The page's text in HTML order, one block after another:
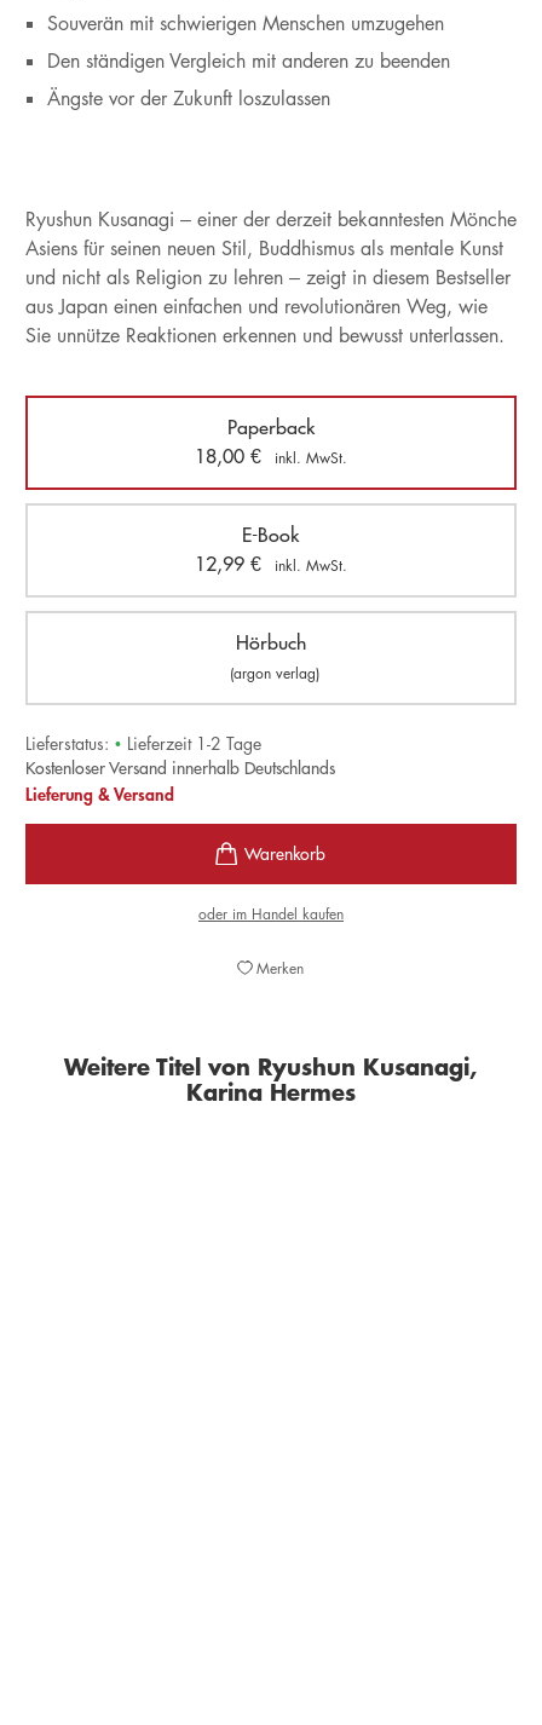
Souverän mit schwierigen Menschen umzugehen
Den ständigen Vergleich mit anderen zu beenden
Ängste vor der Zukunft loszulassen
Ryushun Kusanagi – einer der derzeit bekanntesten Mönche
Asiens für seinen neuen Stil, Buddhismus als mentale Kunst
und nicht als Religion zu lehren – zeigt in diesem Bestseller
aus Japan einen einfachen und revolutionären Weg, wie
Sie unnütze Reaktionen erkennen und bewusst unterlassen.
Paperback
18,00 € inkl. MwSt.
E-Book
12,99 € inkl. MwSt.
Hörbuch
(argon verlag)
Lieferstatus: • Lieferzeit 1-2 Tage
Kostenloser Versand innerhalb Deutschlands
Lieferung & Versand
oder im Handel kaufen
Merken
Weitere Titel von Ryushun Kusanagi,
Karina Hermes